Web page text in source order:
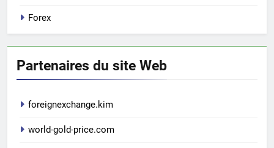
Forex
Partenaires du site Web
foreignexchange.kim
world-gold-price.com